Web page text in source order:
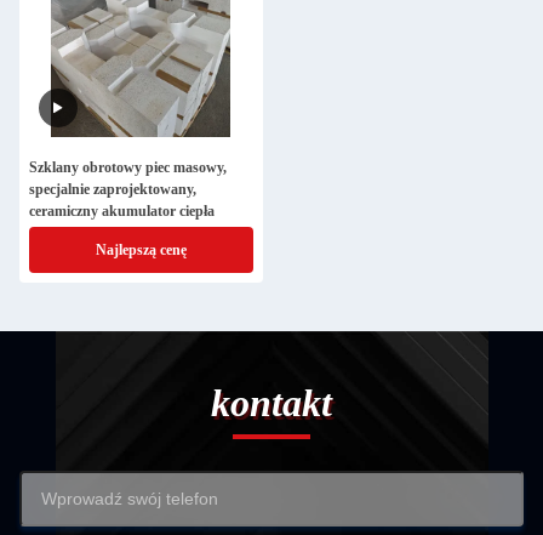
Szklany obrotowy piec masowy,
specjalnie zaprojektowany,
ceramiczny akumulator ciepła
Najlepszą cenę
kontakt